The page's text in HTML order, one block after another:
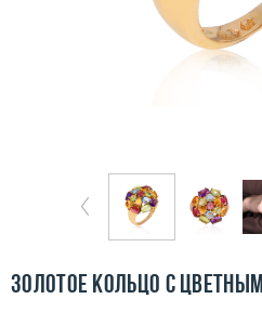
Бесплатная доставка
Контакты
Золотое кольцо с